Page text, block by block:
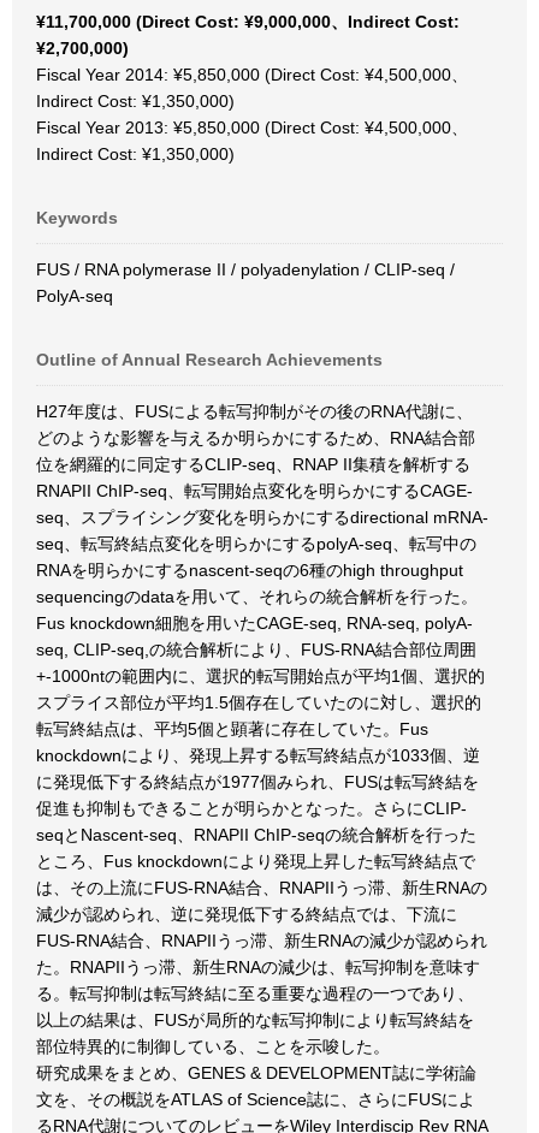
¥11,700,000 (Direct Cost: ¥9,000,000、Indirect Cost:
¥2,700,000)
Fiscal Year 2014: ¥5,850,000 (Direct Cost: ¥4,500,000、
Indirect Cost: ¥1,350,000)
Fiscal Year 2013: ¥5,850,000 (Direct Cost: ¥4,500,000、
Indirect Cost: ¥1,350,000)
Keywords
FUS / RNA polymerase II / polyadenylation / CLIP-seq /
PolyA-seq
Outline of Annual Research Achievements
H27年度は、FUSによる転写抑制がその後のRNA代謝に、
どのような影響を与えるか明らかにするため、RNA結合部
位を網羅的に同定するCLIP-seq、RNAP II集積を解析する
RNAPII ChIP-seq、転写開始点変化を明らかにするCAGE-
seq、スプライシング変化を明らかにするdirectional mRNA-
seq、転写終結点変化を明らかにするpolyA-seq、転写中の
RNAを明らかにするnascent-seqの6種のhigh throughput
sequencingのdataを用いて、それらの統合解析を行った。
Fus knockdown細胞を用いたCAGE-seq, RNA-seq, polyA-
seq, CLIP-seq,の統合解析により、FUS-RNA結合部位周囲
+-1000ntの範囲内に、選択的転写開始点が平均1個、選択的
スプライス部位が平均1.5個存在していたのに対し、選択的
転写終結点は、平均5個と顕著に存在していた。Fus
knockdownにより、発現上昇する転写終結点が1033個、逆
に発現低下する終結点が1977個みられ、FUSは転写終結を
促進も抑制もできることが明らかとなった。さらにCLIP-
seqとNascent-seq、RNAPII ChIP-seqの統合解析を行った
ところ、Fus knockdownにより発現上昇した転写終結点で
は、その上流にFUS-RNA結合、RNAPIIうっ滞、新生RNAの
減少が認められ、逆に発現低下する終結点では、下流に
FUS-RNA結合、RNAPIIうっ滞、新生RNAの減少が認められ
た。RNAPIIうっ滞、新生RNAの減少は、転写抑制を意味す
る。転写抑制は転写終結に至る重要な過程の一つであり、
以上の結果は、FUSが局所的な転写抑制により転写終結を
部位特異的に制御している、ことを示唆した。
研究成果をまとめ、GENES & DEVELOPMENT誌に学術論
文を、その概説をATLAS of Science誌に、さらにFUSによ
るRNA代謝についてのレビューをWiley Interdiscip Rev RNA